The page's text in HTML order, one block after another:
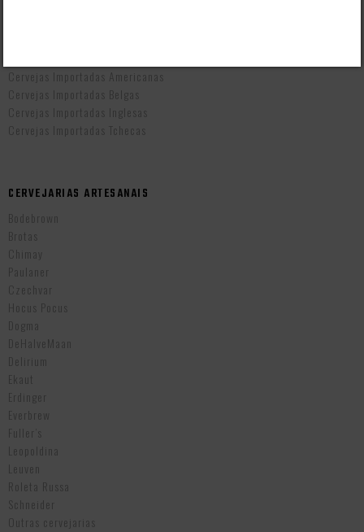
Cervejas Importadas Americanas
Cervejas Importadas Belgas
Cervejas Importadas Inglesas
Cervejas Importadas Tchecas
CERVEJARIAS ARTESANAIS
Bodebrown
Brotas
Chimay
Paulaner
Czechvar
Hocus Pocus
Dogma
DeHalveMaan
Delirium
Ekaut
Erdinger
Everbrew
Fuller’s
Leopoldina
Leuven
Roleta Russa
Schneider
Outras cervejarias